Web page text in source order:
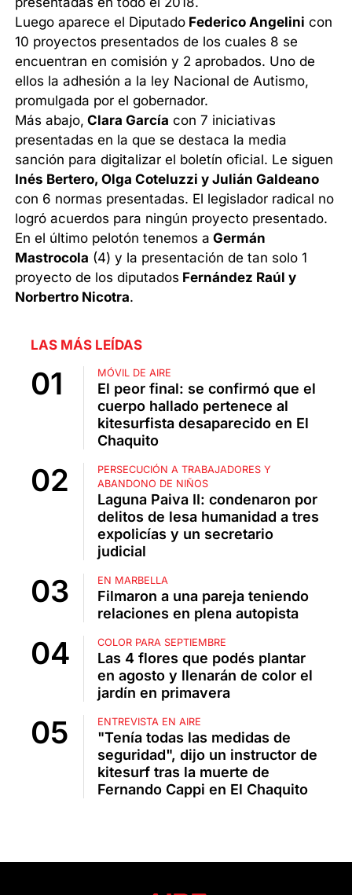
Luego aparece el Diputado Federico Angelini con
10 proyectos presentados de los cuales 8 se
encuentran en comisión y 2 aprobados. Uno de
ellos la adhesión a la ley Nacional de Autismo,
promulgada por el gobernador.
Más abajo, Clara García con 7 iniciativas
presentadas en la que se destaca la media
sanción para digitalizar el boletín oficial. Le siguen
Inés Bertero, Olga Coteluzzi y Julián Galdeano
con 6 normas presentadas. El legislador radical no
logró acuerdos para ningún proyecto presentado.
En el último pelotón tenemos a Germán
Mastrocola (4) y la presentación de tan solo 1
proyecto de los diputados Fernández Raúl y
Norbertro Nicotra.
LAS MÁS LEÍDAS
MÓVIL DE AIRE
El peor final: se confirmó que el
cuerpo hallado pertenece al
kitesurfista desaparecido en El
Chaquito
PERSECUCIÓN A TRABAJADORES Y
ABANDONO DE NIÑOS
Laguna Paiva II: condenaron por
delitos de lesa humanidad a tres
expolicías y un secretario
judicial
EN MARBELLA
Filmaron a una pareja teniendo
relaciones en plena autopista
COLOR PARA SEPTIEMBRE
Las 4 flores que podés plantar
en agosto y llenarán de color el
jardín en primavera
ENTREVISTA EN AIRE
"Tenía todas las medidas de
seguridad", dijo un instructor de
kitesurf tras la muerte de
Fernando Cappi en El Chaquito